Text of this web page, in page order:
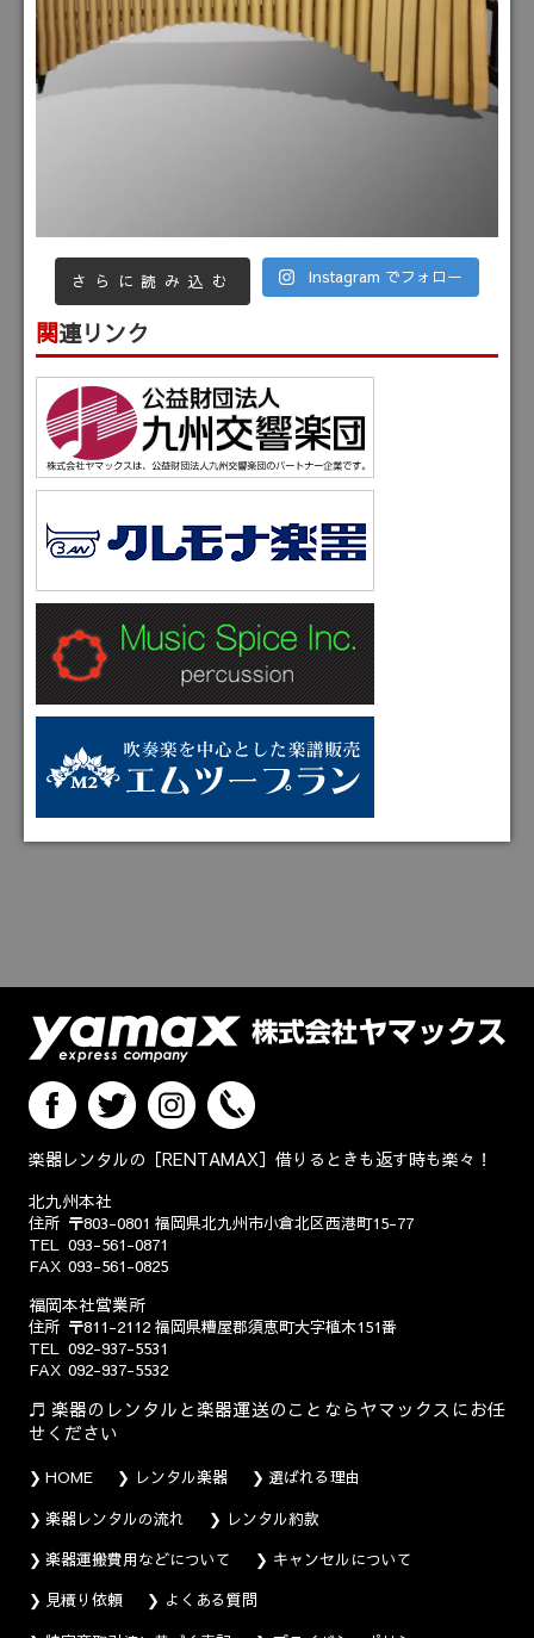
さらに読み込む Instagram でフォロー
関連リンク
楽器レンタルの［RENTAMAX］借りるときも返す時も楽々！
北九州本社
住所 〒803-0801 福岡県北九州市小倉北区西港町15-77
TEL 093-561-0871
FAX 093-561-0825
福岡本社営業所
住所 〒811-2112 福岡県糟屋郡須恵町大字植木151番
TEL 092-937-5531
FAX 092-937-5532
楽器のレンタルと楽器運送のことならヤマックスにお任
せください
HOME レンタル楽器
選ばれる理由
楽器レンタルの流れ
レンタル約款
楽器運搬費用などについて
キャンセルについて
見積り依頼
よくある質問